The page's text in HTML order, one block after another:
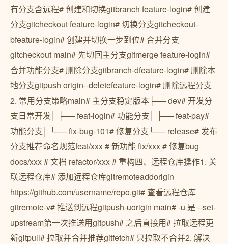
有分支含远程# 创建和切换gitbranch feature-login# 创建
分支gitcheckout feature-login# 切换分支gitcheckout-
bfeature-login# 创建并切换一步到位# 合并分支
gitcheckout main# 先切回主分支gitmerge feature-login#
合并功能分支# 删除分支gitbranch-dfeature-login# 删除本
地分支gitpush origin--deletefeature-login# 删除远程分支
2. 常用分支策略main# 主分支稳定版本├── dev# 开发分
支日常开发│ ├── feat-login# 功能分支│ ├── feat-pay#
功能分支│ └── fix-bug-101# 修复分支└── release# 发布
分支推荐命名规范feat/xxx # 新功能 fix/xxx # 修复bug
docs/xxx # 文档 refactor/xxx # 重构四、远程仓库操作1. 关
联远程仓库# 添加远程仓库gitremoteaddorigin
https://github.com/username/repo.git# 查看远程仓库
gitremote-v# 推送到远程gitpush-uorigin main# -u 是 --set-
upstream第一次推送用gitpush# 之后直接用# 拉取远程更
新gitpull# 拉取并合并推荐gitfetch# 只拉取不合并2. 解决